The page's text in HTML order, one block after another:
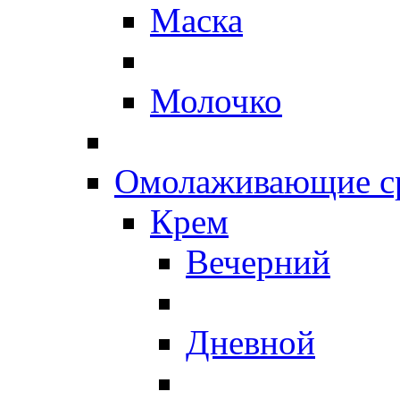
Маска
Молочко
Омолаживающие
Крем
Вечерний
Дневной